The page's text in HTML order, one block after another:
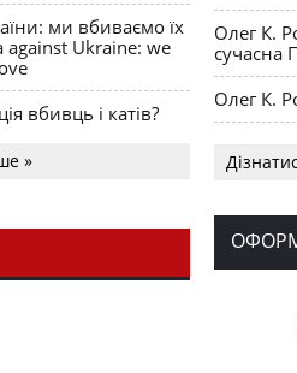
ми вбиваємо їх
against Ukraine: we
вбивць і катів?
»
Олег К.
сучасна
Олег К.
День
OPUS